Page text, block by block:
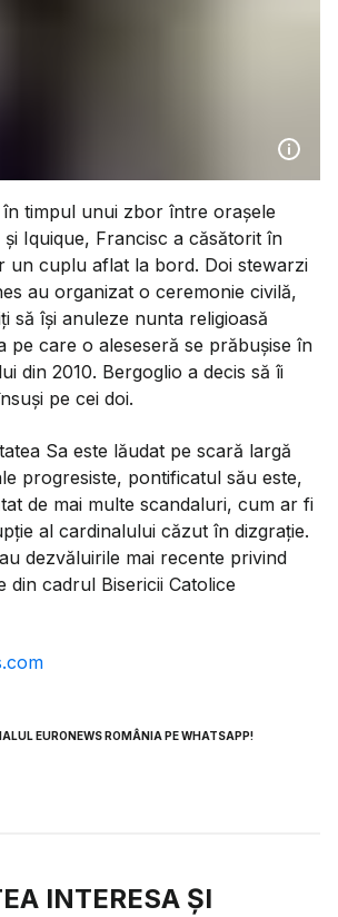
în timpul unui zbor între orașele
Iquique, Francisc a căsătorit în
un cuplu aflat la bord. Doi stewarzi
au organizat o ceremonie civilă,
să își anuleze nunta religioasă
pe care o aleseseră se prăbușise în
din 2010. Bergoglio a decis să îi
pe cei doi.
Sa este lăudat pe scară largă
progresiste, pontificatul său este,
de mai multe scandaluri, cum ar fi
al cardinalului căzut în dizgrație.
dezvăluirile mai recente privind
din cadrul Bisericii Catolice
EURONEWS ROMÂNIA PE WHATSAPP!
INTERESA ȘI